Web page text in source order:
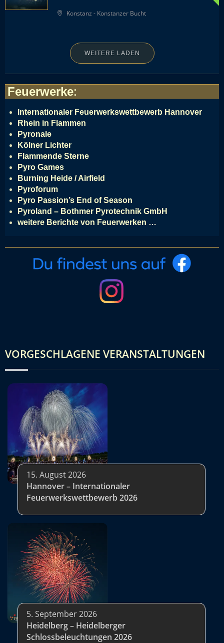
Konstanz - Konstanzer Bucht
WEITERE LADEN
Feuerwerke:
Internationaler Feuerwerkswettbewerb Hannover
Rhein in Flammen
Pyronale
Kölner Lichter
Flammende Sterne
Pyro Games
Burning Heide / Airfield
Pyroforum
Pyro Passion’s End of Season
Pyroland – Bothmer Pyrotechnik GmbH
weitere Berichte von Feuerwerken …
VORGESCHLAGENE VERANSTALTUNGEN
15. August 2026
Hannover – Internationaler
Feuerwerkswettbewerb 2026
5. September 2026
Heidelberg – Heidelberger
Schlossbeleuchtungen 2026